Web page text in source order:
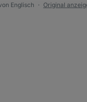
Englisch ●
Original